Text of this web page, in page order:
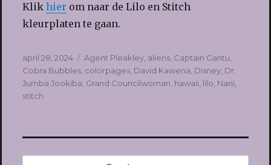
Klik hier om naar de Lilo en Stitch
kleurplaten te gaan.
Geplaatst
op
april 28, 2024 Tags
Agent Pleakley, aliens, Captain Gantu
Cobra Bubbles, colorpages, David Kawena Disney, Dr.
Jumba Jookiba Grand Councilwoman hawaii lilo Nani
stitch